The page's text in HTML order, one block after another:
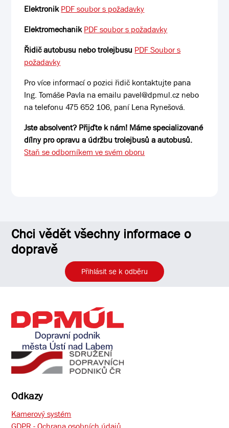
ElektronikPDF soubor s požadavky
Elektromechanik PDF soubor s požadavky
Řidič autobusu nebo trolejbusu PDF Soubor s
požadavky
Pro více informací o pozici řidič kontaktujte pana
Ing. Tomáše Pavla na emailu pavel@dpmul.cz nebo
na telefonu 475 652 106, paní Lena Rynešová.
Jste absolvent? Přijďte k nám! Máme specializované
dílny pro opravu a údržbu trolejbusů a autobusů.
Staň se odborníkem ve svém oboru
Chci vědět všechny informace o
dopravě
Přihlásit se k odběru
Odkazy
Kamerový systém